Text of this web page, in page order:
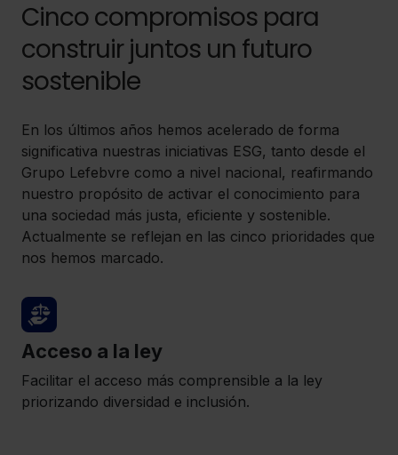
Cinco compromisos para
construir juntos un futuro
sostenible
En los últimos años hemos acelerado de forma
significativa nuestras iniciativas ESG, tanto desde el
Grupo Lefebvre como a nivel nacional, reafirmando
nuestro propósito de activar el conocimiento para
una sociedad más justa, eficiente y sostenible.
Actualmente se reflejan en las cinco prioridades que
nos hemos marcado.
Acceso a la ley
Facilitar el acceso más comprensible a la ley
priorizando diversidad e inclusión.